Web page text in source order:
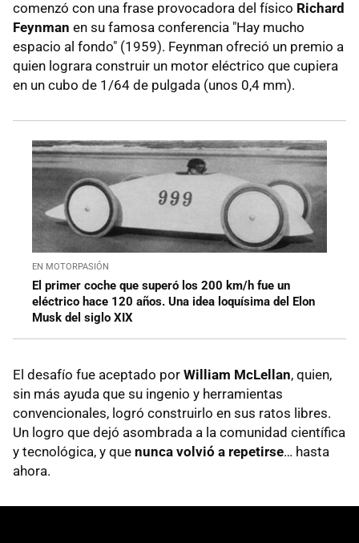
comenzó con una frase provocadora del físico Richard
Feynman en su famosa conferencia "Hay mucho
espacio al fondo" (1959). Feynman ofreció un premio a
quien lograra construir un motor eléctrico que cupiera
en un cubo de 1/64 de pulgada (unos 0,4 mm).
EN MOTORPASIÓN
El primer coche que superó los 200 km/h fue un
eléctrico hace 120 años. Una idea loquísima del Elon
Musk del siglo XIX
El desafío fue aceptado por William McLellan, quien,
sin más ayuda que su ingenio y herramientas
convencionales, logró construirlo en sus ratos libres.
Un logro que dejó asombrada a la comunidad científica
y tecnológica, y que nunca volvió a repetirse… hasta
ahora.